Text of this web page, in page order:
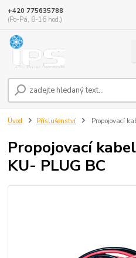
+420 775635788
(Po-Pá, 8-16 hod.)
Úvod Příslušenství Propojovací
Propojovací
KU- PLUG BC